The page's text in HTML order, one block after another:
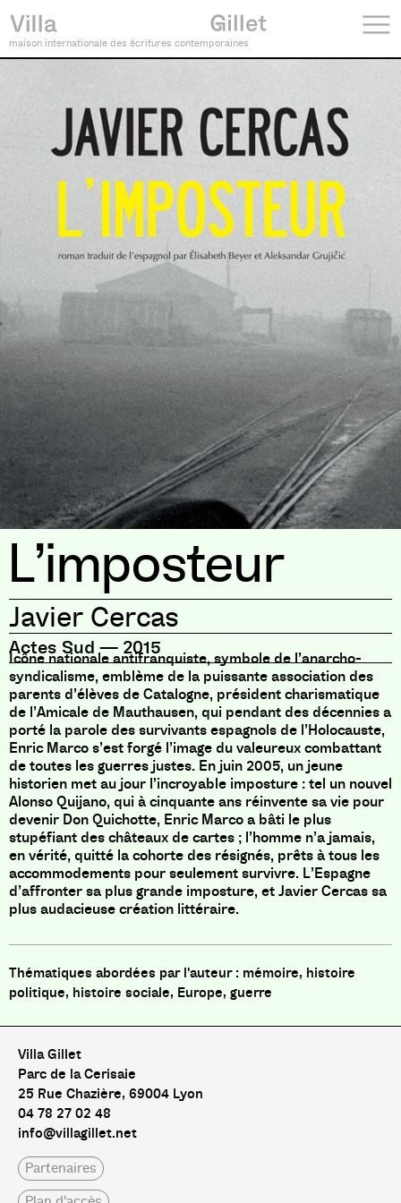
maison internationale des écritures contemporaines
L’imposteur
Javier Cercas
Actes Sud — 2015
Icône nationale antifranquiste, symbole de l’anarcho-
syndicalisme, emblème de la puissante association des
parents d’élèves de Catalogne, président charismatique
de l’Amicale de Mauthausen, qui pendant des décennies a
porté la parole des survivants espagnols de l’Holocauste,
Enric Marco s’est forgé l’image du valeureux combattant
de toutes les guerres justes. En juin 2005, un jeune
historien met au jour l’incroyable imposture : tel un nouvel
Alonso Quijano, qui à cinquante ans réinvente sa vie pour
devenir Don Quichotte, Enric Marco a bâti le plus
stupéfiant des châteaux de cartes ; l’homme n’a jamais,
en vérité, quitté la cohorte des résignés, prêts à tous les
accommodements pour seulement survivre. L’Espagne
d’affronter sa plus grande imposture, et Javier Cercas sa
plus audacieuse création littéraire.
mémoire, histoire
politique, histoire sociale, Europe, guerre
Villa Gillet
Parc de la Cerisaie
25 Rue Chazière, 69004 Lyon
04 78 27 02 48
info@villagillet.net
Partenaires